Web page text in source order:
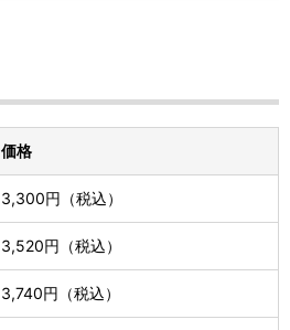
価格
3,300円（税込）
3,520円（税込）
3,740円（税込）